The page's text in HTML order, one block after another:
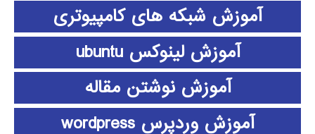
آموزش شبکه های کامپیوتری
آموزش لینوکس ubuntu
آموزش نوشتن مقاله
آموزش وردپرس wordpress